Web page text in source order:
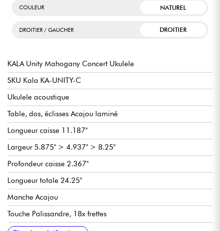
COULEUR NATUREL
DROITIER / GAUCHER DROITIER
KALA Unity Mahogany Concert Ukulele
SKU Kala KA-UNITY-C
Ukulele acoustique
Table, dos, éclisses Acajou laminé
Longueur caisse 11.187"
Largeur 5.875" > 4.937" > 8.25"
Profondeur caisse 2.367"
Longueur totale 24.25"
Manche Acajou
Touche Palissandre, 18x frettes
Diapason 14.875"
Largeur manche 1.39" - 3.53 cm
Finition satin
Vendu avec housse Kala